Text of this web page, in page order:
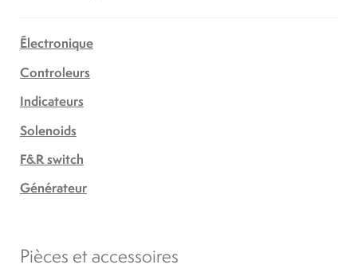
Électronique
Controleurs
Indicateurs
Solenoids
F&R switch
Générateur
Pièces et accessoires